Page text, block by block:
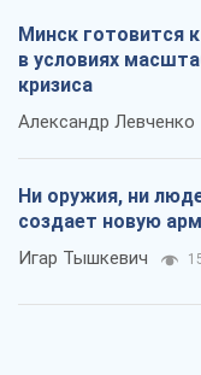
Минск готовится
в условиях
кризиса
Александр Левченко
Ни оружия, ни
создает новую
Игар Тышкевич